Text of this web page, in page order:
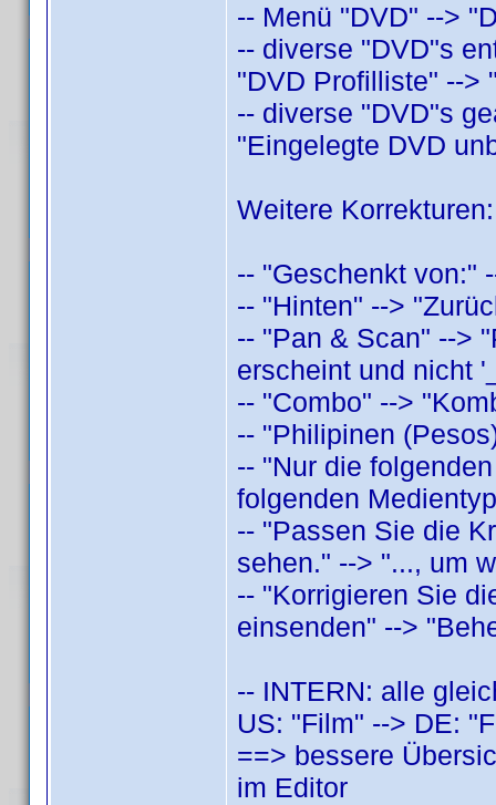
-- Menü "DVD" -->
-- diverse "DVD"s
"DVD Profilliste" -->
-- diverse "DVD"s
"Eingelegte DVD
Weitere Korrekturen:
-- "Geschenkt von:"
-- "Hinten" -->
-- "Pan & Scan" -->
erscheint und nicht
-- "Combo" -->
-- "Philipinen
-- "Nur die
folgenden
-- "Passen Sie die
sehen." --> "..., um
-- "Korrigieren Sie
einsenden" -->
-- INTERN: alle
US: "Film" --> DE:
==> bessere
im Editor